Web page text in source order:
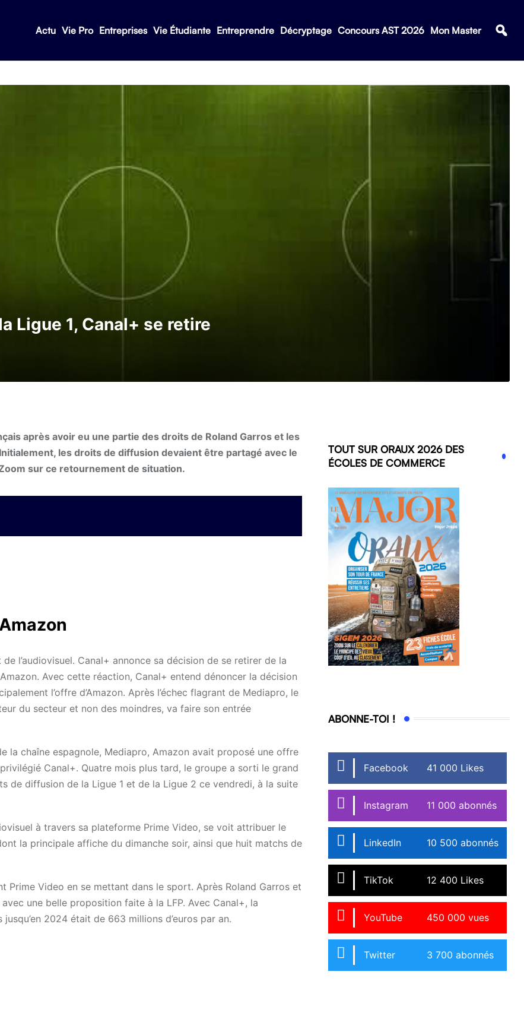
Actu Vie Pro Entreprises Vie Étudiante Entreprendre Décryptage Concours AST 2026 Mon Master
Ligue 1, Canal+ se retire
après avoir eu une partie des droits de Roland Garros et les
les droits de diffusion devaient être partagé avec le
sur ce retournement de situation.
l’audiovisuel. Canal+ annonce sa décision de se retirer de la
Avec cette réaction, Canal+ entend dénoncer la décision
l’offre d’Amazon. Après l’échec flagrant de Mediapro, le
du secteur et non des moindres, va faire son entrée
la chaîne espagnole, Mediapro, Amazon avait proposé une offre
Canal+. Quatre mois plus tard, le groupe a sorti le grand
de diffusion de la Ligue 1 et de la Ligue 2 ce vendredi, à la suite
à travers sa plateforme Prime Video, se voit attribuer le
la principale affiche du dimanche soir, ainsi que huit matchs de
Video en se mettant dans le sport. Après Roland Garros et
une belle proposition faite à la LFP. Avec Canal+, la
2024 était de 663 millions d’euros par an.
TOUT SUR ORAUX 2026 DES
ÉCOLES DE COMMERCE
ABONNE-TOI !
Facebook 41 000 Likes
Instagram 11 000 abonnés
LinkedIn 10 500 abonnés
TikTok 12 400 Likes
YouTube 450 000 vues
Twitter 3 700 abonnés